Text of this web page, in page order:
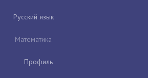
Русский язык
Математика
Профиль